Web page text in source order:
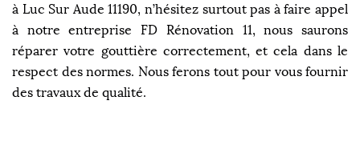
à Luc Sur Aude 11190, n’hésitez surtout pas à faire appel
à notre entreprise FD Rénovation 11, nous saurons
réparer votre gouttière correctement, et cela dans le
respect des normes. Nous ferons tout pour vous fournir
des travaux de qualité.